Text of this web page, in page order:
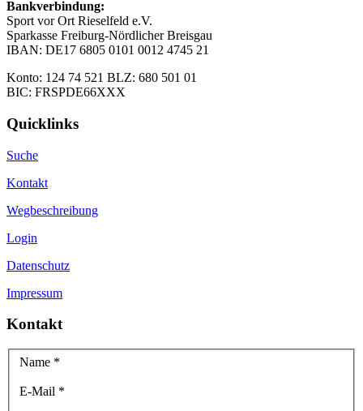
Bankverbindung:
Sport vor Ort Rieselfeld e.V.
Sparkasse Freiburg-Nördlicher Breisgau
IBAN: DE17 6805 0101 0012 4745 21
Konto: 124 74 521 BLZ: 680 501 01
BIC: FRSPDE66XXX
Quicklinks
Suche
Kontakt
Wegbeschreibung
Login
Datenschutz
Impressum
Kontakt
Name *
E-Mail *